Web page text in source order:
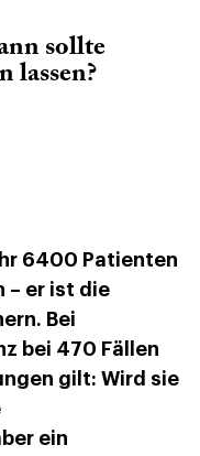
sollte
lassen?
6400 Patienten
– er ist die
Bei
bei 470 Fällen
gilt: Wird sie
ein